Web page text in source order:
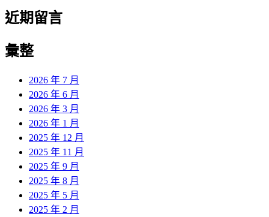
近期留言
彙整
2026 年 7 月
2026 年 6 月
2026 年 3 月
2026 年 1 月
2025 年 12 月
2025 年 11 月
2025 年 9 月
2025 年 8 月
2025 年 5 月
2025 年 2 月